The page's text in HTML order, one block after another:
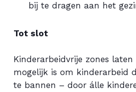
bij te dragen aan het
Tot slot
Kinderarbeidvrije zones
mogelijk is om kinderarbeid
te bannen – door álle